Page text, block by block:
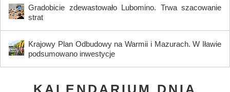
Gradobicie zdewastowało Lubomino. Trwa szacowanie
strat
Krajowy Plan Odbudowy na Warmii i Mazurach. W Iławie
podsumowano inwestycje
KALENDARIUM DNIA